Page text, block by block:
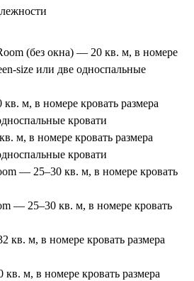
(без окна) — 20 кв. м, в номере
size или две односпальные
м, в номере кровать размера
кровати
м, в номере кровать размера
кровати
— 25–30 кв. м, в номере кровать
— 25–30 кв. м, в номере кровать
кв. м, в номере кровать размера
м, в номере кровать размера
Самотечная, 13
30